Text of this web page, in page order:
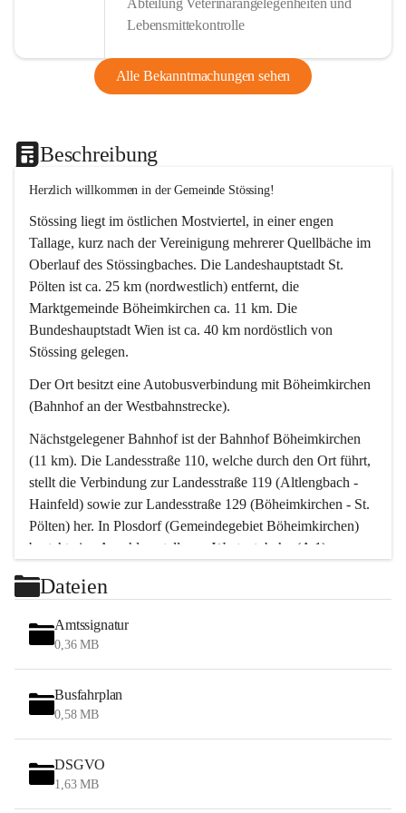
Abteilung Veterinärangelegenheiten und
Lebensmittekontrolle
Alle Bekanntmachungen sehen
Beschreibung
Herzlich willkommen in der Gemeinde Stössing!
Stössing liegt im östlichen Mostviertel, in einer engen
Tallage, kurz nach der Vereinigung mehrerer Quellbäche im
Oberlauf des Stössingbaches. Die Landeshauptstadt St.
Pölten ist ca. 25 km (nordwestlich) entfernt, die
Marktgemeinde Böheimkirchen ca. 11 km. Die
Bundeshauptstadt Wien ist ca. 40 km nordöstlich von
Stössing gelegen.
Der Ort besitzt eine Autobusverbindung mit Böheimkirchen
(Bahnhof an der Westbahnstrecke).
Nächstgelegener Bahnhof ist der Bahnhof Böheimkirchen
(11 km). Die Landesstraße 110, welche durch den Ort führt,
stellt die Verbindung zur Landesstraße 119 (Altlengbach -
Hainfeld) sowie zur Landesstraße 129 (Böheimkirchen - St.
Pölten) her. In Plosdorf (Gemeindegebiet Böheimkirchen)
besteht eine Anschlussstelle zur Westautobahn (A 1).
Wien erreicht man in ca. 45 Minuten.
Stössing zählt noch zum Naherholungsraum Wien sowie
zum Naherholungsraum St. Pölten. Viele Bauernhöfe hatten
„ihre Wiener“. Seit 1960 bauten viele Wiener
Wochenendhäuser im Gemeindegebiet. Wegen des
waldreichen Jagdgebietes haben viele Jagdpächter ihre
Das Wandern ist aus touristischer Sicht die bedeutendste
Tätigkeit. Das hügelige Gebiet mit Wanderwegen durch
Wiesen, Wälder und Obstkulturen lädt dazu ein. Gefördert
Dateien
Amtssignatur
0,36 MB
Busfahrplan
0,58 MB
DSGVO
1,63 MB